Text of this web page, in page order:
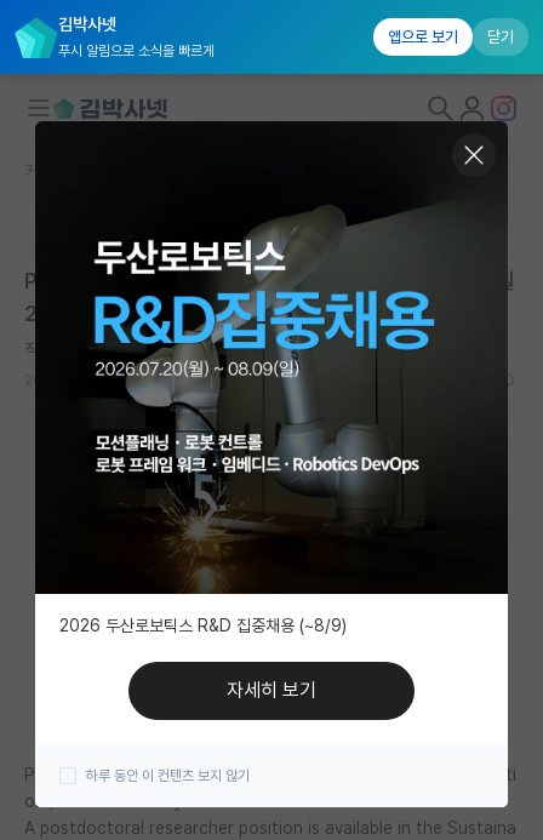
김박사넷
푸시 알림으로 소식을 빠르게
앱으로 보기 닫기
국내대학원 정보
연구실&오픈랩
커뮤니티
커뮤니티 홈
전체글보기
베스트 게시판
IF 명예의전당
자유 게시판(아무개랩)
미국 유학 게시판
미국 대학원 합격 후기 게시판
대학원 합격 후기 게시판
연구실(PI) 홍보 게시판
커뮤니티 홈
본문이 수정되지 않는 박제글입니다.
Postdoctoral Position | 서울과학기술대학교 | 마감일
2026년 08월 07일
직설적인 마키아벨리
2026.07.07 0 298
Postdoctoral Position – Electrochemistry / Hydrogen Producti
on / Water Electrolysis
A postdoctoral researcher position is available in the Sustaina
2026 두산로보틱스 R&D 집중채용 (~8/9)
자세히 보기
하루 동안 이 컨텐츠 보지 않기